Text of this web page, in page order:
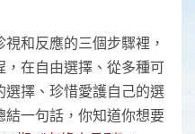
和反應的三個步驟裡，
在自由選擇、從多種可
選擇、珍惜愛護自己的選
一句話，你知道你想要